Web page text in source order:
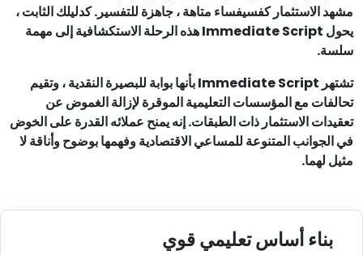
مشهد الاستثمار كفسيفساء متاهة ، جاهزة للتفسير. كدليلك الثابت ،
يحول Immediate Script هذه الرحلة الاستكشافية إلى مهمة
سلسة.
تشتهر Immediate Script بأنها بوابة للبصيرة النقدية ، وتقيم
تحالفات مع المؤسسات التعليمية الموقرة لإزالة الغموض عن
تعقيدات الاستثمار ذات الطبقات. إنه يمنح عملائه القدرة على الخوض
في الجوانب المتنوعة للمساعي الاقتصادية وفهمها بوضوح وأناقة لا
مثيل لهما.
بناء أساس تعليمي قوي